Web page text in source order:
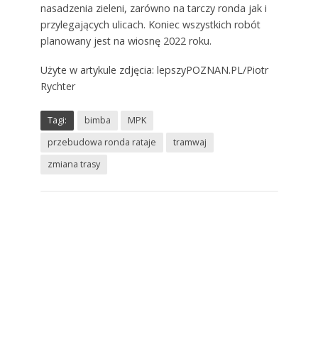
nasadzenia zieleni, zarówno na tarczy ronda jak i
przylegających ulicach. Koniec wszystkich robót
planowany jest na wiosnę 2022 roku.
Użyte w artykule zdjęcia: lepszyPOZNAN.PL/Piotr
Rychter
Tagi: bimba
MPK
przebudowa ronda rataje
tramwaj
zmiana trasy